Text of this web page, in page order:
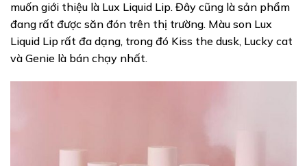
muốn giới thiệu là Lux Liquid Lip. Đây cũng là sản phẩm
đang rất được săn đón trên thị trường. Màu son Lux
Liquid Lip rất đa dạng, trong đó Kiss the dusk, Lucky cat
và Genie là bán chạy nhất.